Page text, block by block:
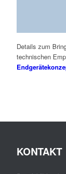
Details zum
technischen
KONTAKT